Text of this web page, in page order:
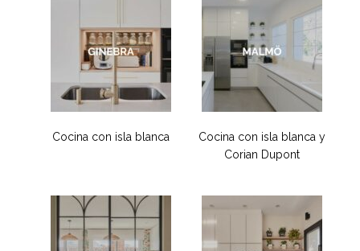
Cocina con isla blanca
Cocina con isla blanca y
Corian Dupont